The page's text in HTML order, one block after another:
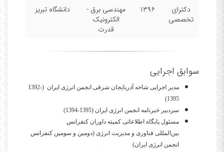
دکترای
تخصصی
۱۳۹۶
مهندسی برق -
الکترونیک
قدرت
دانشگاه تبریز
سوابق اجرایی
مدیر اجرایی شاخه آذربایجان شرقی انجمن انرژی ایران
(1392-
1395)
سردبیر خبرنامه انجمن انرژی ایران (1394-1395)
مسئول پایگاه اطلاعاتی کمیته داوران کنفرانس
بین‌ المللی فناوری و مدیریت انرژی (دومین و سومین کنفرانس
انجمن انرژی ایران)